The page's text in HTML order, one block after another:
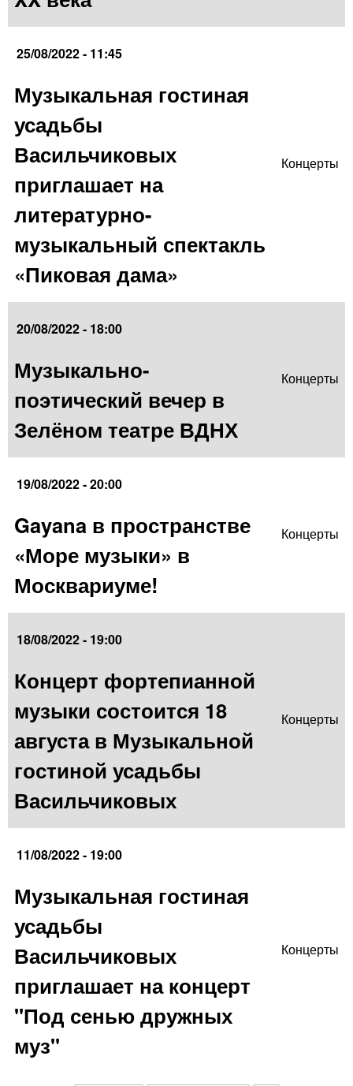
25/08/2022 - 11:45
Музыкальная гостиная
усадьбы
Васильчиковых
приглашает на
литературно-
музыкальный спектакль
«Пиковая дама»
Концерты
20/08/2022 - 18:00
Музыкально-
поэтический вечер в
Зелёном театре ВДНХ
Концерты
19/08/2022 - 20:00
Gayana в пространстве
«Море музыки» в
Москвариуме!
Концерты
18/08/2022 - 19:00
Концерт фортепианной
музыки состоится 18
августа в Музыкальной
гостиной усадьбы
Васильчиковых
Концерты
11/08/2022 - 19:00
Музыкальная гостиная
усадьбы
Васильчиковых
приглашает на концерт
"Под сенью дружных
муз"
Концерты